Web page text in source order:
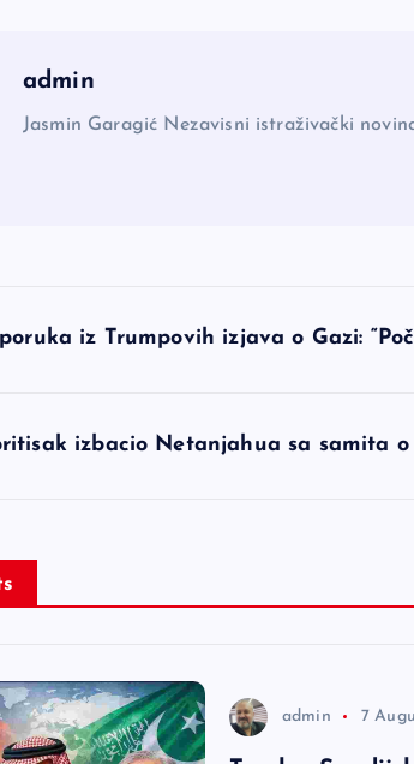
admin
Jasmin Garagić Nezavisni istraživački
iz Trumpovih izjava o Gazi:
izbacio Netanjahua sa samita o
admin 7